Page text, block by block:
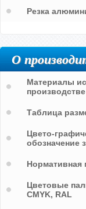
Резка
О
Материалы
производстве
Таблица
Цвето-
обозначение
Нормативная
Цветовые
CMYK, RAL